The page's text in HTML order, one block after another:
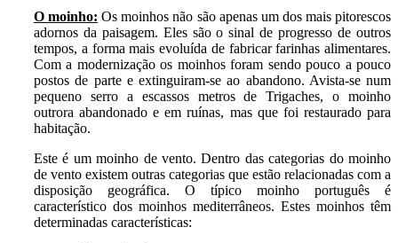
O moinho: Os moinhos não são apenas um dos mais pitorescos
adornos da paisagem. Eles são o sinal de progresso de outros
tempos, a forma mais evoluída de fabricar farinhas alimentares.
Com a modernização os moinhos foram sendo pouco a pouco
postos de parte e extinguiram-se ao abandono. Avista-se num
pequeno serro a escassos metros de Trigaches, o moinho
outrora abandonado e em ruínas, mas que foi restaurado para
habitação.
Este é um moinho de vento. Dentro das categorias do moinho
de vento existem outras categorias que estão relacionadas com a
disposição geográfica. O típico moinho português é
característico dos moinhos mediterrâneos. Estes moinhos têm
determinadas características: